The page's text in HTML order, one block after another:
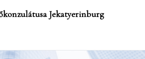
Jekatyerinburg
main menu